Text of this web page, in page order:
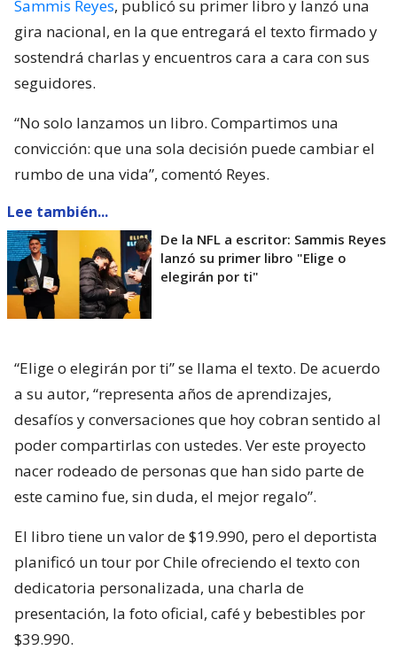
Sammis Reyes, publicó su primer libro y lanzó una
gira nacional, en la que entregará el texto firmado y
sostendrá charlas y encuentros cara a cara con sus
seguidores.
“No solo lanzamos un libro. Compartimos una
convicción: que una sola decisión puede cambiar el
rumbo de una vida”, comentó Reyes.
Lee también...
De la NFL a escritor: Sammis Reyes
lanzó su primer libro "Elige o
elegirán por ti"
“Elige o elegirán por ti” se llama el texto. De acuerdo
a su autor, “representa años de aprendizajes,
desafíos y conversaciones que hoy cobran sentido al
poder compartirlas con ustedes. Ver este proyecto
nacer rodeado de personas que han sido parte de
este camino fue, sin duda, el mejor regalo”.
El libro tiene un valor de $19.990, pero el deportista
planificó un tour por Chile ofreciendo el texto con
dedicatoria personalizada, una charla de
presentación, la foto oficial, café y bebestibles por
$39.990.